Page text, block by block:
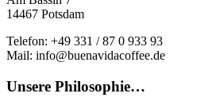
14467 Potsdam
Telefon: +49 331 / 87 0 933 93
Mail: info@buenavidacoffee.de
Unsere Philosophie…